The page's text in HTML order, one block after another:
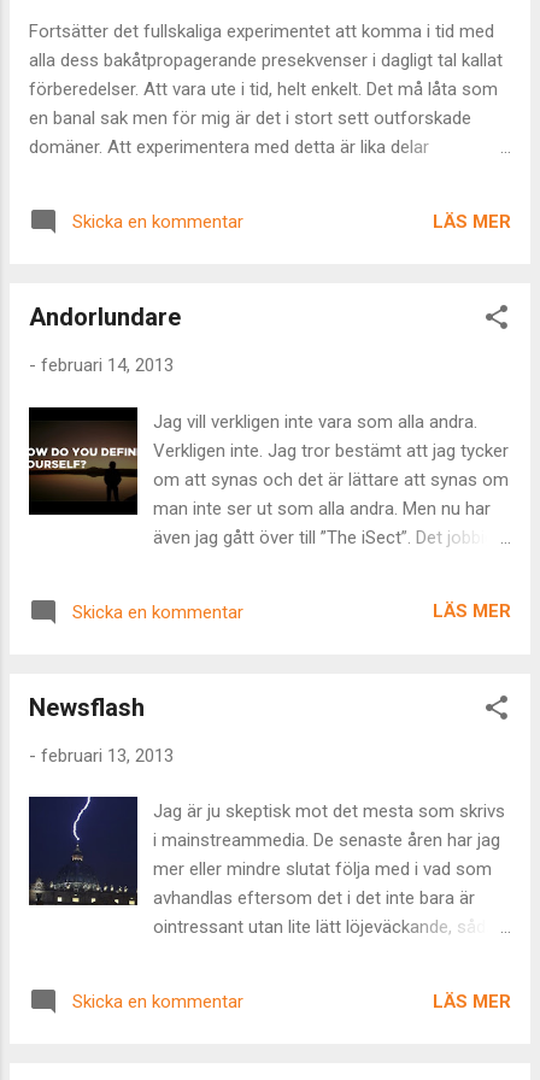
senare hade lite dålig passform i kylan och vaktmästaren
beklagade sig när jag försökte hjälpa honom att låsa
knutpunkterna i detta yttre skalskydd för att ...
Fortsätter det fullskaliga experimentet att komma i tid med
alla dess bakåtpropagerande presekvenser i dagligt tal kallat
förberedelser. Att vara ute i tid, helt enkelt. Det må låta som
en banal sak men för mig är det i stort sett outforskade
domäner. Att experimentera med detta är lika delar
eget agerande och konfrontera mig själv med frågor kring
varför jag aldrig tidigare varit ute i tid. Och dels får jag njuta
en genomarbetad andhämtning. I går var jag i väldigt god tid.
Eller – vid genomläsning av den inför mötet föregående
mailkorrespondensen – jag var faktiskt på utsatt tid, det var
min mötespart som missat en dag. Hallå där – det är ju
precis så där jag brukar göra. Smaka på min egen medicin,
tvivelsutan. En eller annan tanke kring karma letade s...
Skicka en kommentar LÄS MER
Andorlundare
- februari 14, 2013
Jag vill verkligen inte vara som alla andra.
Verkligen inte. Jag tror bestämt att jag tycker
om att synas och det är lättare att synas om
man inte ser ut som alla andra. Men nu har
även jag gått över till ”The iSect”. Det jobbiga
timmar jag lagt på att få mina numera antika
Ibland när något är vanligt och utbrett så kan
också. Eftersom det fungerar. En välförtjänt
övermarknadsförda. Det är jobbigt att ha fel.
Men utvecklande. I dag är det alla hjärtans
dag. Då ska man som partner uttrycka sin
påbjudet och marknadsfört drabbas jag av
känslor just den här dagen. Av den enkla
Skicka en kommentar LÄS MER
Newsflash
- februari 13, 2013
Jag är ju skeptisk mot det mesta som skrivs
i mainstreammedia. De senaste åren har jag
mer eller mindre slutat följa med i vad som
avhandlas eftersom det i det inte bara är
ointressant utan lite lätt löjeväckande, sådär
Blixtar och duner. Löpsedlarna finns ju där
Skicka en kommentar LÄS MER